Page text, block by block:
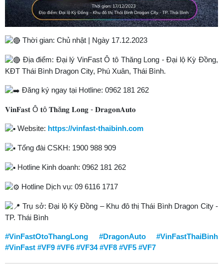
Thời gian: Chủ nhật | Ngày 17.12.2023
Địa điểm: Đại lý VinFast Ô tô Thăng Long - Đại lộ Kỳ Đồng,
KĐT Thái Bình Dragon City, Phú Xuân, Thái Bình.
Đăng ký ngay tại Hotline: 0962 181 262
𝐕𝐢𝐧𝐅𝐚𝐬𝐭 Ô 𝐭ô 𝐓𝐡ă𝐧𝐠 𝐋𝐨𝐧𝐠 - 𝐃𝐫𝐚𝐠𝐨𝐧𝐀𝐮𝐭𝐨
Website: https://vinfast-thaibinh.com
Tổng đài CSKH: 1900 988 909
Hotline Kinh doanh: 0962 181 262
Hotline Dịch vụ: 09 6116 1717
Trụ sở: Đại lộ Kỳ Đồng – Khu đô thị Thái Bình Dragon City -
TP. Thái Bình
#VinFastOtoThangLong #DragonAuto
#VinFastThaiBinh
#VinFast #VF9 #VF6 #VF34 #VF8 #VF5 #VF7